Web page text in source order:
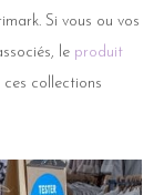
Si vous ou vos
le produit
collections